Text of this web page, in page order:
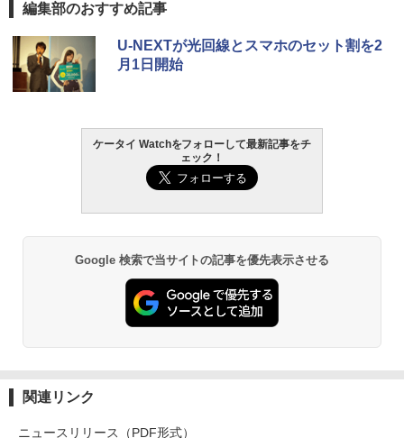
編集部のおすすめ記事
U-NEXTが光回線とスマホのセット割を2
月1日開始
ケータイ Watchをフォローして最新記事をチ
ェック！
Google 検索で当サイトの記事を優先表示させる
関連リンク
ニュースリリース（PDF形式）